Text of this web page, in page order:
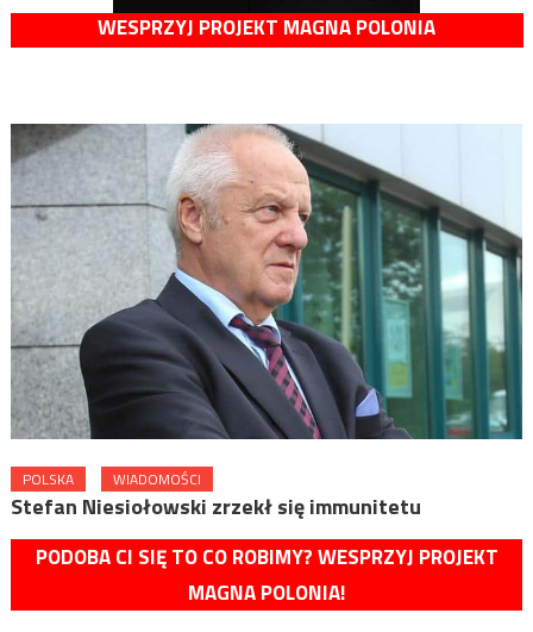
WESPRZYJ PROJEKT MAGNA POLONIA
POLSKA WIADOMOŚCI
Stefan Niesiołowski zrzekł się immunitetu
PODOBA CI SIĘ TO CO ROBIMY? WESPRZYJ PROJEKT
MAGNA POLONIA!